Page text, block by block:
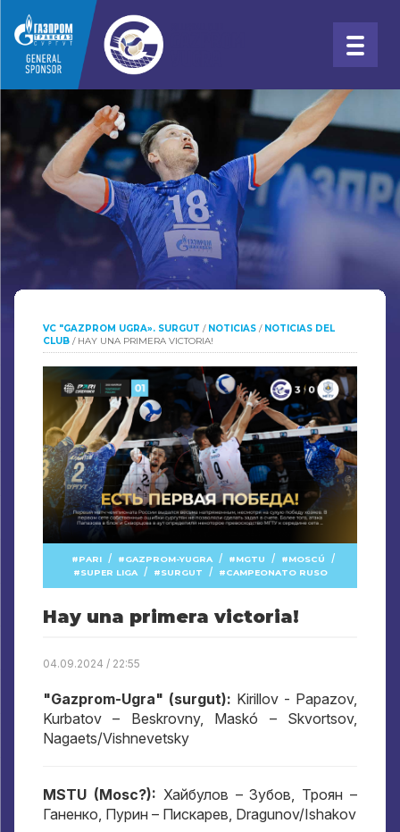
VC "GAZPROM UGRA». SURGUT / NOTICIAS / NOTICIAS DEL
CLUB / HAY UNA PRIMERA VICTORIA!
PARI / GAZPROM-YUGRA / MGTU / MOSCÚ /
SUPER LIGA / SURGUT / CAMPEONATO RUSO
Hay una primera victoria!
04.09.2024 / 22:55
"Gazprom-Ugra" (surgut): Kirillov - Papazov,
Kurbatov – Beskrovny, Maskó – Skvortsov,
Nagaets/Vishnevetsky
MSTU (Mosc?): Хайбулов – Зубов, Троян –
Ганенко, Пурин – Пискарев, Dragunov/Ishakov